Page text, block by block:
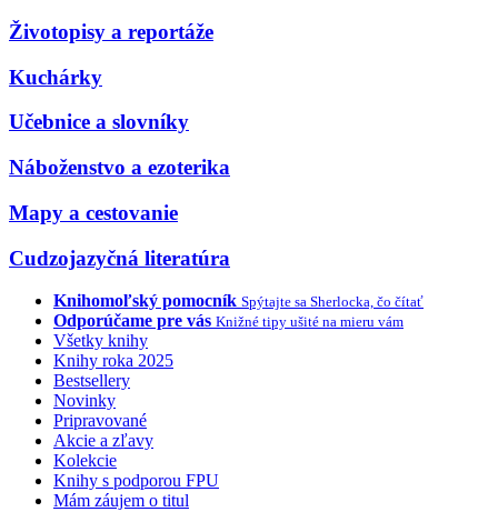
Životopisy a reportáže
Kuchárky
Učebnice a slovníky
Náboženstvo a ezoterika
Mapy a cestovanie
Cudzojazyčná literatúra
Knihomoľský pomocník Spýtajte sa Sherlocka, čo čítať
Odporúčame pre vás Knižné tipy ušité na mieru vám
Všetky knihy
Knihy roka 2025
Bestsellery
Novinky
Pripravované
Akcie a zľavy
Kolekcie
Knihy s podporou FPU
Mám záujem o titul